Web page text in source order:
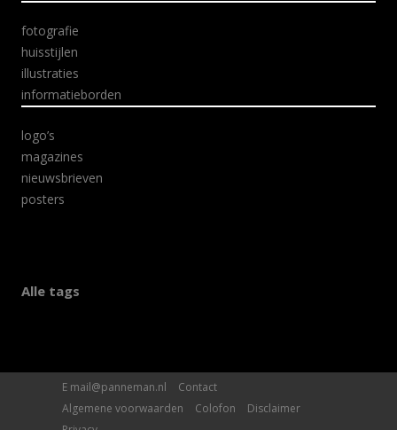
fotografie
huisstijlen
illustraties
informatieborden
logo’s
magazines
nieuwsbrieven
posters
Alle tags
E mail@panneman.nl
Contact
Algemene voorwaarden
Colofon
Disclaimer